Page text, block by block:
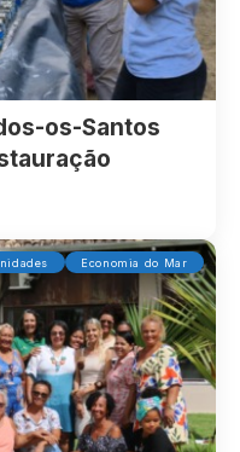
os-Santos
Economia do Mar